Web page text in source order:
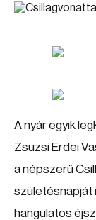
A nyár egyik
Zsuzsi Erdei
a népszerű
születésnapját
hangulatos